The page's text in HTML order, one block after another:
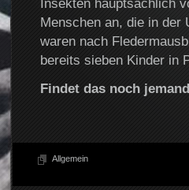
Insekten hauptsächlich
Menschen an, die in der
waren nach
bereits sieben Kinder in
Findet das noch
Allgemein